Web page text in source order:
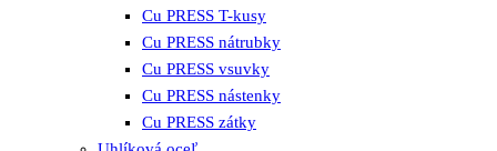
Cu PRESS T-kusy
Cu PRESS nátrubky
Cu PRESS vsuvky
Cu PRESS nástenky
Cu PRESS zátky